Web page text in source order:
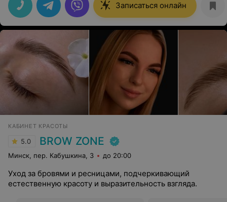
Записаться онлайн
КАБИНЕТ КРАСОТЫ
5.0 BROW ZONE
Минск, пер. Кабушкина, 3 до 20:00
Уход за бровями и ресницами, подчеркивающий
естественную красоту и выразительность взгляда.